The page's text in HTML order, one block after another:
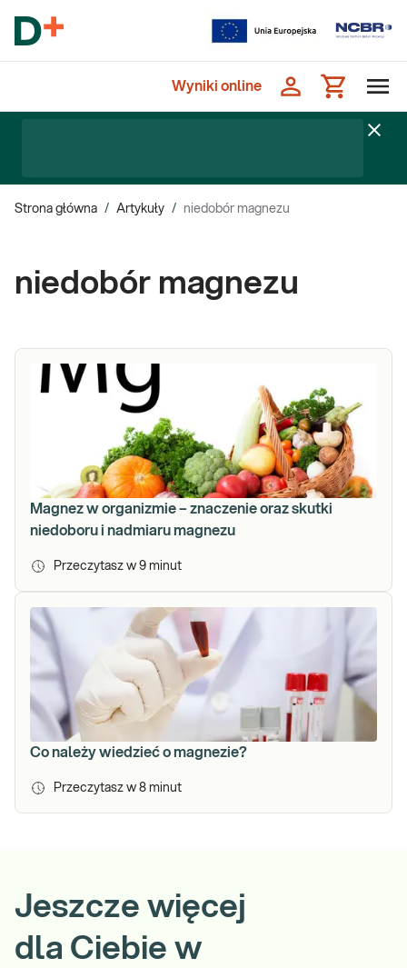
Wyniki online
Strona główna / Artykuły / niedobór magnezu
niedobór magnezu
Magnez w organizmie – znaczenie oraz skutki
niedoboru i nadmiaru magnezu
Przeczytasz w 9 minut
Co należy wiedzieć o magnezie?
Przeczytasz w 8 minut
Jeszcze więcej
dla Ciebie w